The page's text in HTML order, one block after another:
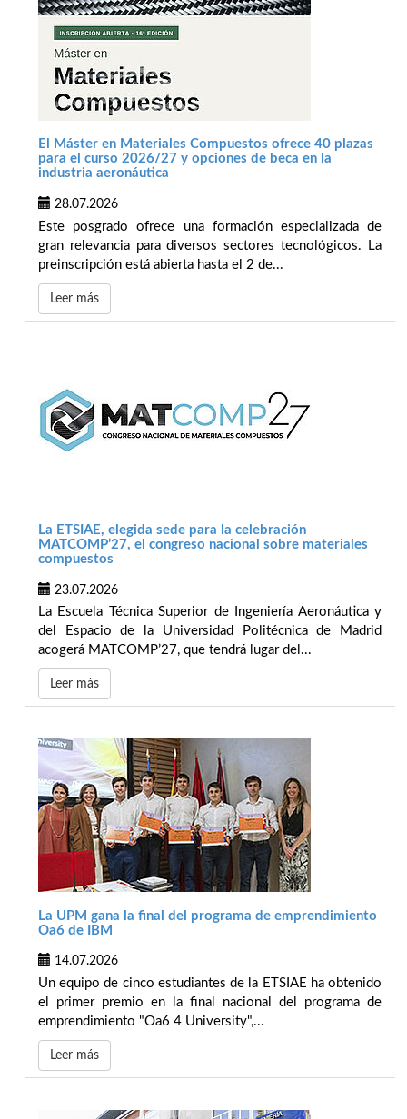
El Máster en Materiales Compuestos ofrece 40 plazas
para el curso 2026/27 y opciones de beca en la
industria aeronáutica
28.07.2026
Este posgrado ofrece una formación especializada de
gran relevancia para diversos sectores tecnológicos. La
preinscripción está abierta hasta el 2 de...
Leer más
La ETSIAE, elegida sede para la celebración
MATCOMP’27, el congreso nacional sobre materiales
compuestos
23.07.2026
La Escuela Técnica Superior de Ingeniería Aeronáutica y
del Espacio de la Universidad Politécnica de Madrid
acogerá MATCOMP’27, que tendrá lugar del...
Leer más
La UPM gana la final del programa de emprendimiento
Oa6 de IBM
14.07.2026
Un equipo de cinco estudiantes de la ETSIAE ha obtenido
el primer premio en la final nacional del programa de
emprendimiento "Oa6 4 University",...
Leer más